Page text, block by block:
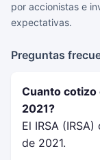
por accionistas e
expectativas.
Preguntas
Cuanto cotizo
2021?
El IRSA
de 2021.